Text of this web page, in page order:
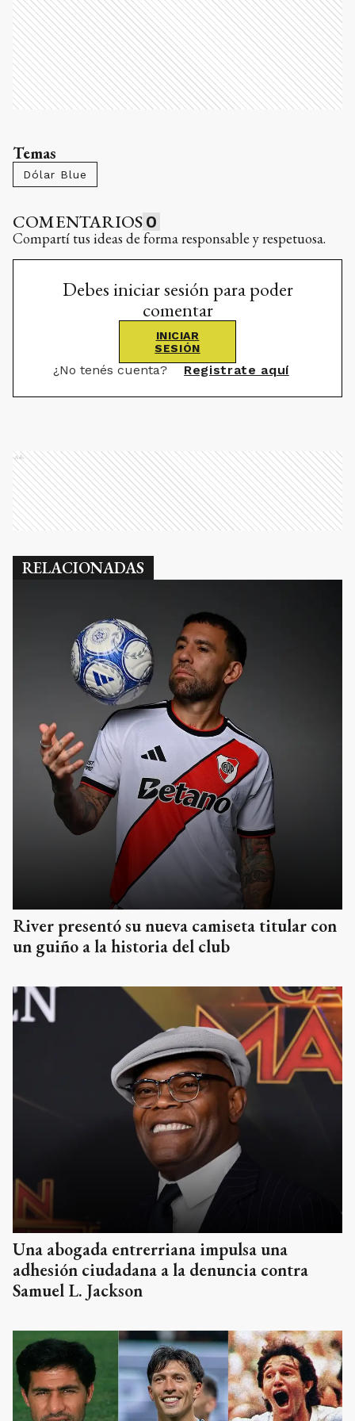
Temas
Dólar Blue
COMENTARIOS 0
Compartí tus ideas de forma responsable y respetuosa.
Debes iniciar sesión para poder
comentar
INICIAR
SESIÓN
¿No tenés cuenta? Registrate aquí
Ads
RELACIONADAS
River presentó su nueva camiseta titular con
un guiño a la historia del club
Una abogada entrerriana impulsa una
adhesión ciudadana a la denuncia contra
Samuel L. Jackson